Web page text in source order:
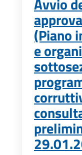
(Piano
e